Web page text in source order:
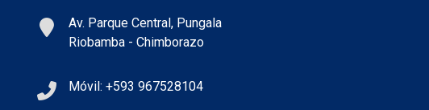
Av. Parque Central, Pungala
Riobamba - Chimborazo
Móvil: +593 967528104